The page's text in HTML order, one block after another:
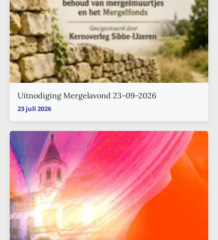
Uitnodiging Mergelavond 23-09-2026
23 juli 2026